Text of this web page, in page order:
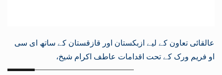
عالقائی تعاون کے لیے ازبکستان اور قازقستان کے ساتھ ای سی
او فریم ورک کے تحت اقدامات عاطف اکرام شیخ،